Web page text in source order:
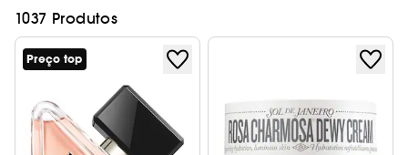
1037 Produtos
Preço top